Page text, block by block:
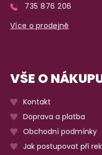
735 876 206
Více o prodejně
VŠE O
Kontakt
Doprava a platba
Obchodní podmínky
Jak postupovat při